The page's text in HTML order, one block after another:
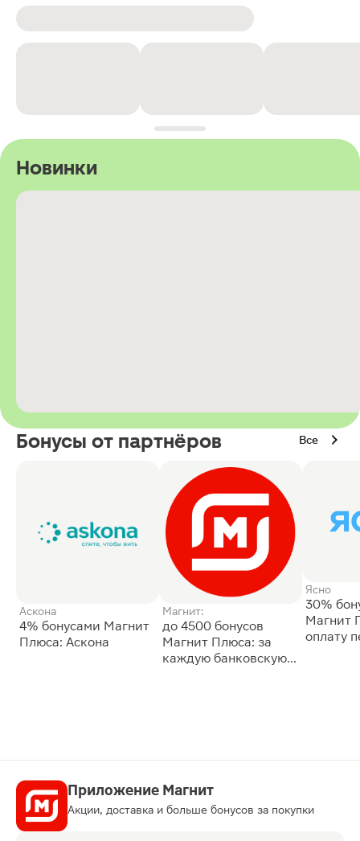
Новинки
Бонусы от партнёров Все
Аскона
4% бонусами Магнит
Плюса: Аскона
Магнит:
до 4500 бонусов
Магнит Плюса: за
каждую банковскую
Ясно
30%
Магнит
оплату
Приложение Магнит
Акции, доставка и больше бонусов за покупки